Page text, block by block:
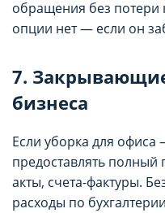
обращения без потери
опции нет — если он
7.
бизнеса
Если уборка для
предоставлять полный
акты, счета-фактуры.
расходы по
целей
рекламы
Запретить
файлов можно
целей
рекламы
Запретить
файлов можно